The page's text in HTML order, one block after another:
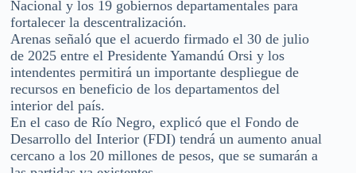
Nacional y los 19 gobiernos departamentales para
fortalecer la descentralización.
Arenas señaló que el acuerdo firmado el 30 de julio
de 2025 entre el Presidente Yamandú Orsi y los
intendentes permitirá un importante despliegue de
recursos en beneficio de los departamentos del
interior del país.
En el caso de Río Negro, explicó que el Fondo de
Desarrollo del Interior (FDI) tendrá un aumento anual
cercano a los 20 millones de pesos, que se sumarán a